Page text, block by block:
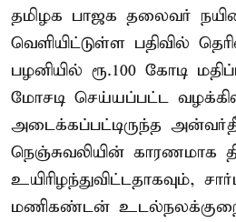
தமிழக பாஜக தலைவர்
வெளியிட்டுள்ள பதிவில்
பழனியில் ரூ.100 கோடி
மோசடி செய்யப்பட்ட
அடைக்கப்பட்டிருந்த
நெஞ்சுவலியின் காரணமாக
உயிரிழந்துவிட்டதாகவும்,
மணிகண்டன்